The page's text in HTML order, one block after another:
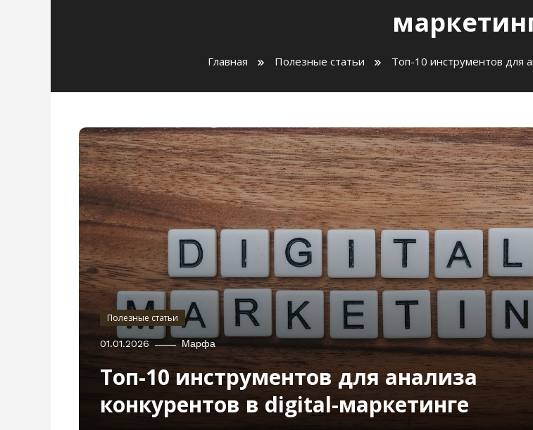
Главная Полезные статьи Топ-10 инструментов для
Полезные статьи
01.01.2026 Марфа
Топ-10 инструментов для анализа
конкурентов в digital-маркетинге